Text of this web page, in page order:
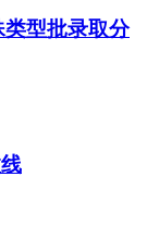
型批录取分